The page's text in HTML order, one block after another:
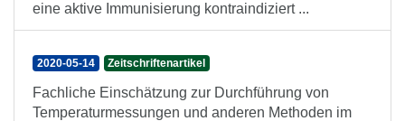
eine aktive Immunisierung kontraindiziert ...
2020-05-14 Zeitschriftenartikel
Fachliche Einschätzung zur Durchführung von
Temperaturmessungen und anderen Methoden im